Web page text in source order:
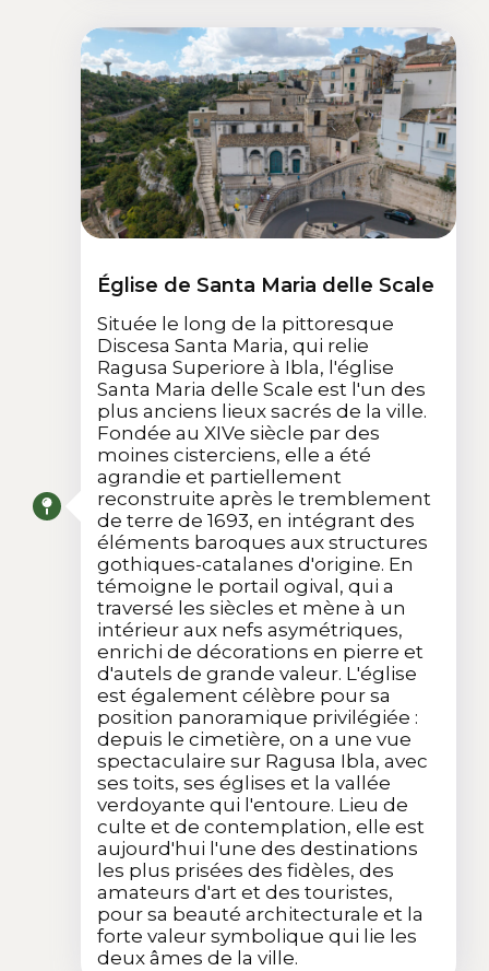
Église de Santa Maria delle Scale
Située le long de la pittoresque
Discesa Santa Maria, qui relie
Ragusa Superiore à Ibla, l'église
Santa Maria delle Scale est l'un des
plus anciens lieux sacrés de la ville.
Fondée au XIVe siècle par des
moines cisterciens, elle a été
agrandie et partiellement
reconstruite après le tremblement
de terre de 1693, en intégrant des
éléments baroques aux structures
gothiques-catalanes d'origine. En
témoigne le portail ogival, qui a
traversé les siècles et mène à un
intérieur aux nefs asymétriques,
enrichi de décorations en pierre et
d'autels de grande valeur. L'église
est également célèbre pour sa
position panoramique privilégiée :
depuis le cimetière, on a une vue
spectaculaire sur Ragusa Ibla, avec
ses toits, ses églises et la vallée
verdoyante qui l'entoure. Lieu de
culte et de contemplation, elle est
aujourd'hui l'une des destinations
les plus prisées des fidèles, des
amateurs d'art et des touristes,
pour sa beauté architecturale et la
forte valeur symbolique qui lie les
deux âmes de la ville.